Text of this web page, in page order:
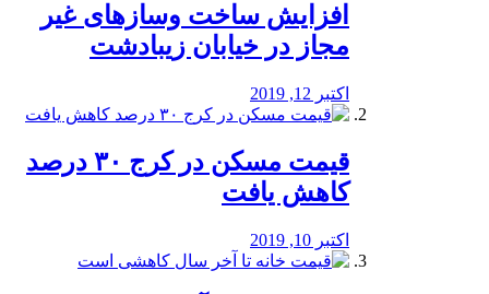
افزایش ساخت وسازهای غیر
مجاز در خیابان زیبادشت
اکتبر 12, 2019
️قیمت مسکن در کرج ۳۰ درصد
کاهش یافت
اکتبر 10, 2019